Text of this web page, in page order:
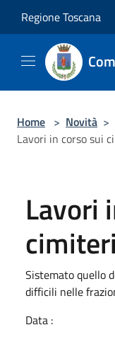
Regione Toscana
Home > Novità >
Lavori in corso sui
Lavori
Sistemato quello
difficili nelle
Data :